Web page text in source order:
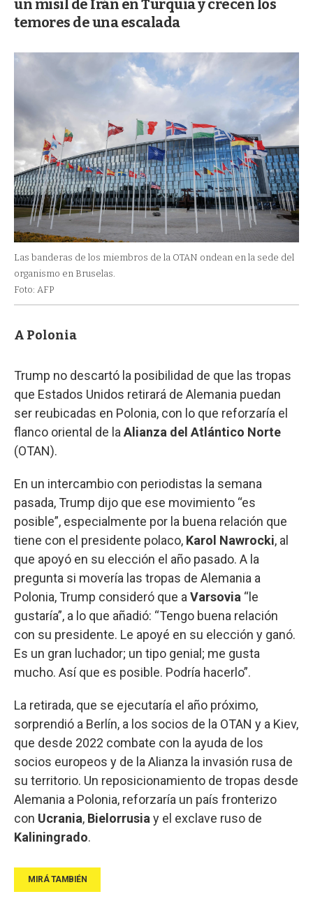
un misil de Irán en Turquía y crecen los
temores de una escalada
Las banderas de los miembros de la OTAN ondean en la sede del
organismo en Bruselas.
Foto: AFP
A Polonia
Trump no descartó la posibilidad de que las tropas
que Estados Unidos retirará de Alemania puedan
ser reubicadas en Polonia, con lo que reforzaría el
flanco oriental de la Alianza del Atlántico Norte
(OTAN).
En un intercambio con periodistas la semana
pasada, Trump dijo que ese movimiento “es
posible”, especialmente por la buena relación que
tiene con el presidente polaco, Karol Nawrocki, al
que apoyó en su elección el año pasado. A la
pregunta si movería las tropas de Alemania a
Polonia, Trump consideró que a Varsovia “le
gustaría”, a lo que añadió: “Tengo buena relación
con su presidente. Le apoyé en su elección y ganó.
Es un gran luchador; un tipo genial; me gusta
mucho. Así que es posible. Podría hacerlo”.
La retirada, que se ejecutaría el año próximo,
sorprendió a Berlín, a los socios de la OTAN y a Kiev,
que desde 2022 combate con la ayuda de los
socios europeos y de la Alianza la invasión rusa de
su territorio. Un reposicionamiento de tropas desde
Alemania a Polonia, reforzaría un país fronterizo
con Ucrania, Bielorrusia y el exclave ruso de
Kaliningrado.